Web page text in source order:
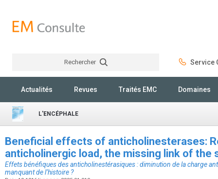
Rechercher Service
Actualités Revues Traités EMC Domaines
L'ENCÉPHALE
Beneficial effects of anticholinesterases:
anticholinergic load, the missing link of the
Effets bénéfiques des anticholinestérasiques : diminution de la charge
manquant de l’histoire ?